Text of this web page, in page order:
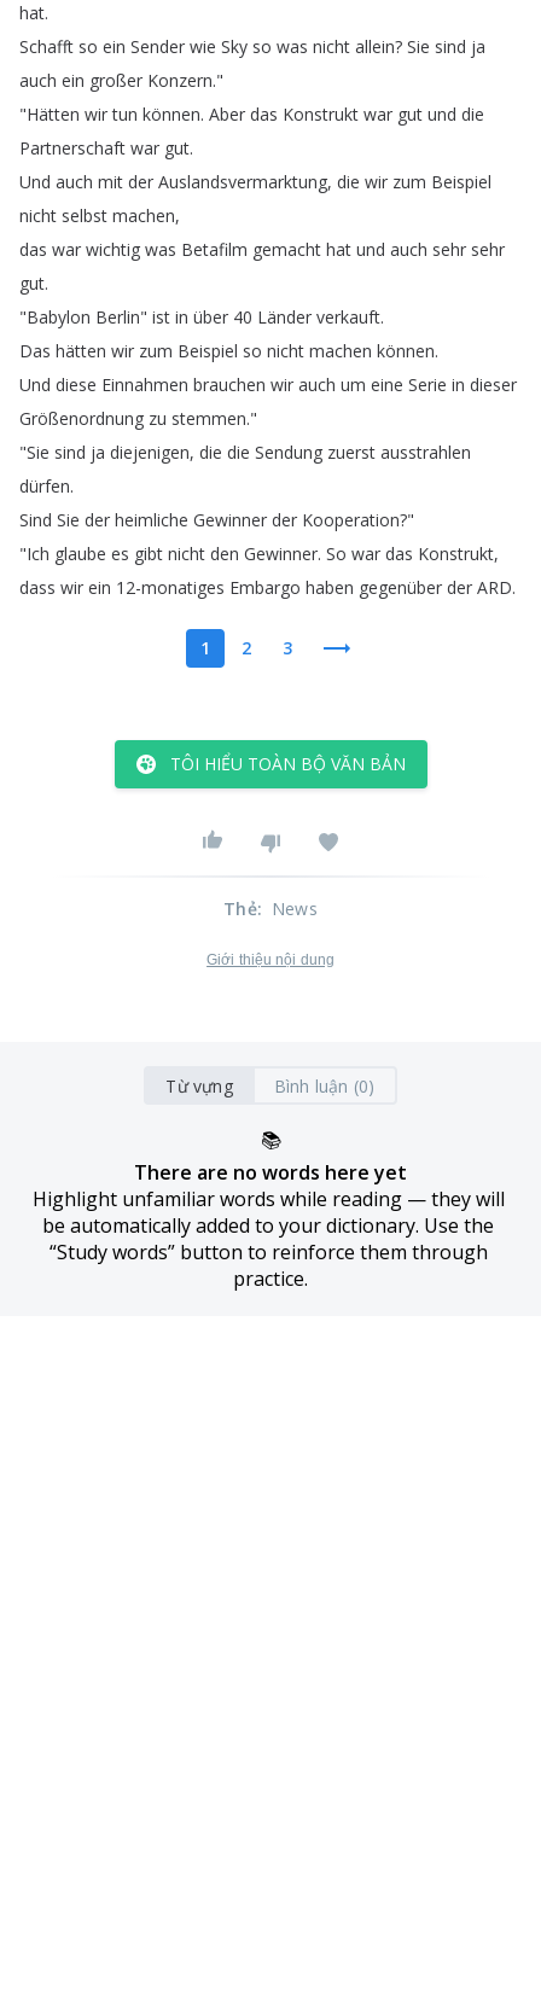
hat.
Schafft so ein Sender wie Sky so was nicht allein? Sie sind ja
auch ein großer Konzern."
"Hätten wir tun können. Aber das Konstrukt war gut und die
Partnerschaft war gut.
Und auch mit der Auslandsvermarktung, die wir zum Beispiel
nicht selbst machen,
das war wichtig was Betafilm gemacht hat und auch sehr sehr
gut.
"Babylon Berlin" ist in über 40 Länder verkauft.
Das hätten wir zum Beispiel so nicht machen können.
Und diese Einnahmen brauchen wir auch um eine Serie in dieser
Größenordnung zu stemmen."
"Sie sind ja diejenigen, die die Sendung zuerst ausstrahlen
dürfen.
Sind Sie der heimliche Gewinner der Kooperation?"
"Ich glaube es gibt nicht den Gewinner. So war das Konstrukt,
dass wir ein 12-monatiges Embargo haben gegenüber der ARD.
1 2 3
TÔI HIỂU TOÀN BỘ VĂN BẢN
Thẻ: News
Giới thiệu nội dung
Từ vựng Bình luận (0)
📚
There are no words here yet
Highlight unfamiliar words while reading — they will
be automatically added to your dictionary. Use the
“Study words” button to reinforce them through
practice.